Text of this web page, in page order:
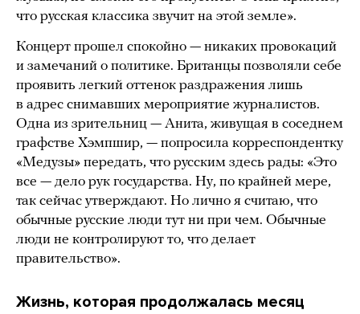
что русская классика звучит на этой земле».
Концерт прошел спокойно — никаких провокаций
и замечаний о политике. Британцы позволяли себе
проявить легкий оттенок раздражения лишь
в адрес снимавших мероприятие журналистов.
Одна из зрительниц — Анита, живущая в соседнем
графстве Хэмпшир, — попросила корреспондентку
«Медузы» передать, что русским здесь рады: «Это
все — дело рук государства. Ну, по крайней мере,
так сейчас утверждают. Но лично я считаю, что
обычные русские люди тут ни при чем. Обычные
люди не контролируют то, что делает
правительство».
Жизнь, которая продолжалась месяц